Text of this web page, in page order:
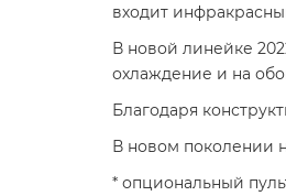
входит
В новой линейке
охлаждение и на
Благодаря
В новом поколении
* опциональный